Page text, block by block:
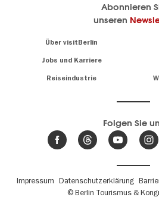
Abonnieren
unseren
Über visitBerlin
Jobs und Karriere
Reiseindustrie
sind
für Sie da.
Tickets
Wir haben den
Insidertipps
Trends
Folgen Sie
Fußbereichsmenü
Impressum Datenschutzerklärung
© Berlin Tourismus &